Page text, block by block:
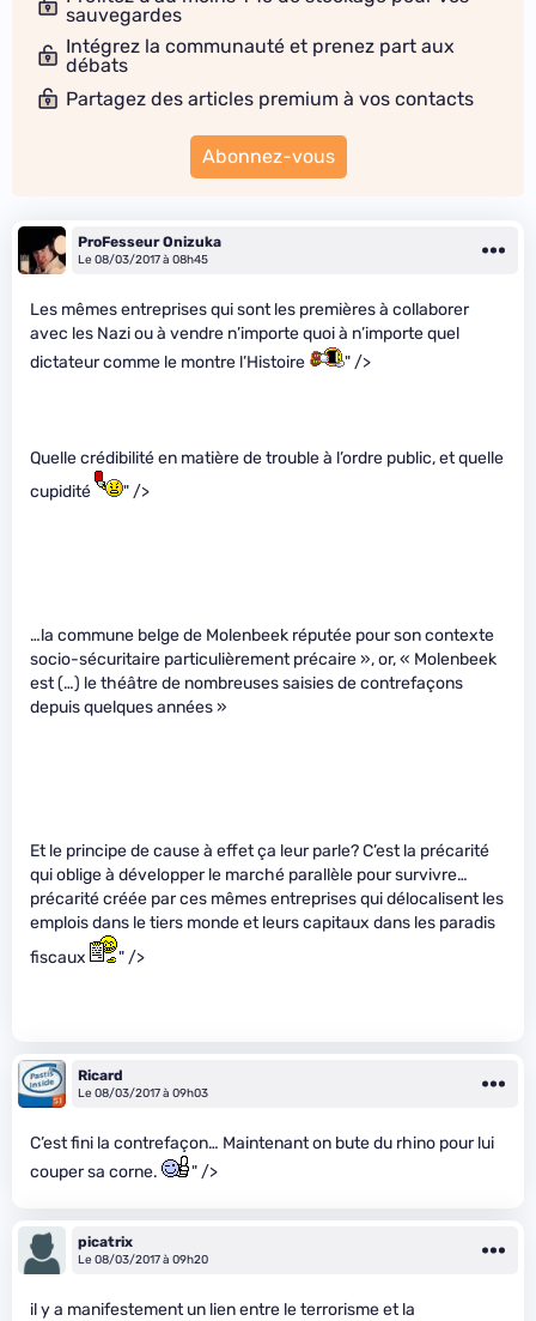
sauvegardes
Intégrez la communauté et prenez part aux
débats
Partagez des articles premium à vos contacts
Abonnez-vous
ProFesseur Onizuka
Le 08/03/2017 à 08h45
Les mêmes entreprises qui sont les premières à collaborer
avec les Nazi ou à vendre n’importe quoi à n’importe quel
dictateur comme le montre l’Histoire
" />
Quelle crédibilité en matière de trouble à l’ordre public, et quelle
cupidité
" />
…la commune belge de Molenbeek réputée pour son contexte
socio-sécuritaire particulièrement précaire », or, « Molenbeek
est (…) le théâtre de nombreuses saisies de contrefaçons
depuis quelques années »
Et le principe de cause à effet ça leur parle? C’est la précarité
qui oblige à développer le marché parallèle pour survivre…
précarité créée par ces mêmes entreprises qui délocalisent les
emplois dans le tiers monde et leurs capitaux dans les paradis
fiscaux
" />
Ricard
Le 08/03/2017 à 09h03
C’est fini la contrefaçon… Maintenant on bute du rhino pour lui
couper sa corne.
" />
picatrix
Le 08/03/2017 à 09h20
il y a manifestement un lien entre le terrorisme et la